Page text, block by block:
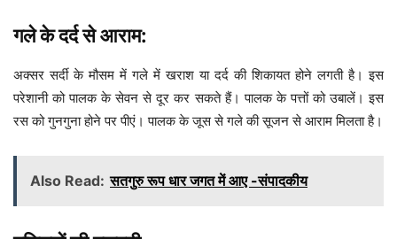
गले के दर्द से आराम:
अक्सर सर्दी के मौसम में गले में खराश या दर्द की शिकायत होने लगती है। इस
परेशानी को पालक के सेवन से दूर कर सकते हैं। पालक के पत्तों को उबालें। इस
रस को गुनगुना होने पर पीएं। पालक के जूस से गले की सूजन से आराम मिलता है।
Also Read: सतगुरु रूप धार जगत में आए -संपादकीय